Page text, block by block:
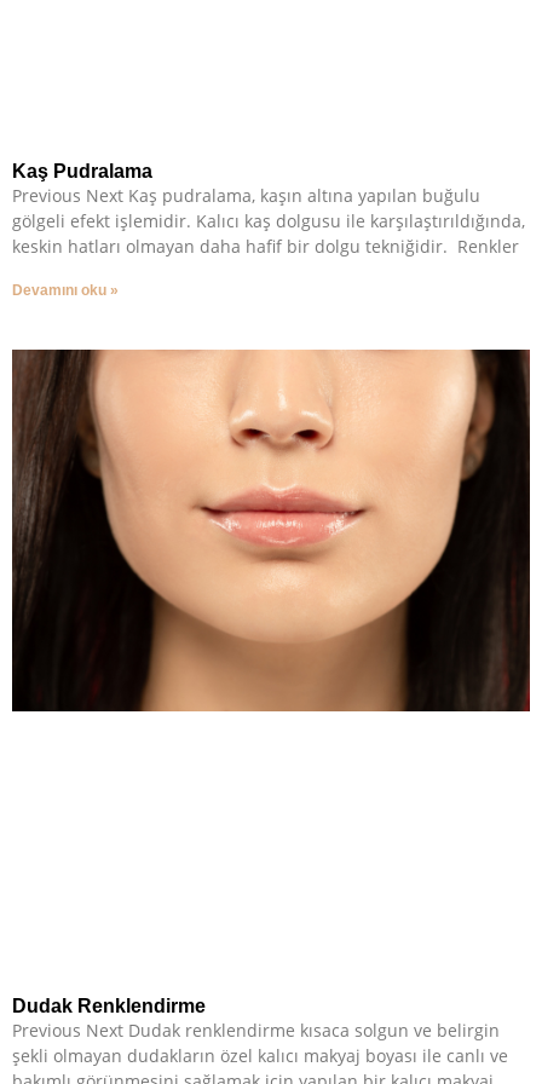
Kaş Pudralama
Previous Next Kaş pudralama, kaşın altına yapılan buğulu
gölgeli efekt işlemidir. Kalıcı kaş dolgusu ile karşılaştırıldığında,
keskin hatları olmayan daha hafif bir dolgu tekniğidir. Renkler
Devamını oku »
Dudak Renklendirme
Previous Next Dudak renklendirme kısaca solgun ve belirgin
şekli olmayan dudakların özel kalıcı makyaj boyası ile canlı ve